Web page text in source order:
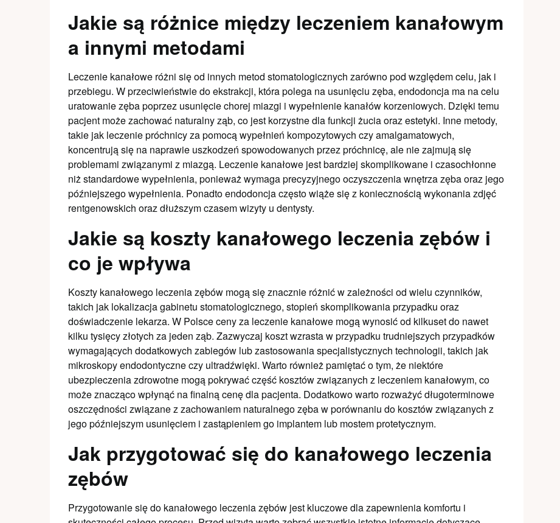
Jakie są różnice między leczeniem kanałowym
a innymi metodami
Leczenie kanałowe różni się od innych metod stomatologicznych zarówno pod względem celu, jak i
przebiegu. W przeciwieństwie do ekstrakcji, która polega na usunięciu zęba, endodoncja ma na celu
uratowanie zęba poprzez usunięcie chorej miazgi i wypełnienie kanałów korzeniowych. Dzięki temu
pacjent może zachować naturalny ząb, co jest korzystne dla funkcji żucia oraz estetyki. Inne metody,
takie jak leczenie próchnicy za pomocą wypełnień kompozytowych czy amalgamatowych,
koncentrują się na naprawie uszkodzeń spowodowanych przez próchnicę, ale nie zajmują się
problemami związanymi z miazgą. Leczenie kanałowe jest bardziej skomplikowane i czasochłonne
niż standardowe wypełnienia, ponieważ wymaga precyzyjnego oczyszczenia wnętrza zęba oraz jego
późniejszego wypełnienia. Ponadto endodoncja często wiąże się z koniecznością wykonania zdjęć
rentgenowskich oraz dłuższym czasem wizyty u dentysty.
Jakie są koszty kanałowego leczenia zębów i
co je wpływa
Koszty kanałowego leczenia zębów mogą się znacznie różnić w zależności od wielu czynników,
takich jak lokalizacja gabinetu stomatologicznego, stopień skomplikowania przypadku oraz
doświadczenie lekarza. W Polsce ceny za leczenie kanałowe mogą wynosić od kilkuset do nawet
kilku tysięcy złotych za jeden ząb. Zazwyczaj koszt wzrasta w przypadku trudniejszych przypadków
wymagających dodatkowych zabiegów lub zastosowania specjalistycznych technologii, takich jak
mikroskopy endodontyczne czy ultradźwięki. Warto również pamiętać o tym, że niektóre
ubezpieczenia zdrowotne mogą pokrywać część kosztów związanych z leczeniem kanałowym, co
może znacząco wpłynąć na finalną cenę dla pacjenta. Dodatkowo warto rozważyć długoterminowe
oszczędności związane z zachowaniem naturalnego zęba w porównaniu do kosztów związanych z
jego późniejszym usunięciem i zastąpieniem go implantem lub mostem protetycznym.
Jak przygotować się do kanałowego leczenia
zębów
Przygotowanie się do kanałowego leczenia zębów jest kluczowe dla zapewnienia komfortu i